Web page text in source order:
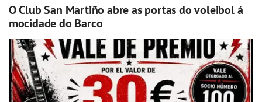
O Club San Martiño abre as portas do voleibol á
mocidade do Barco